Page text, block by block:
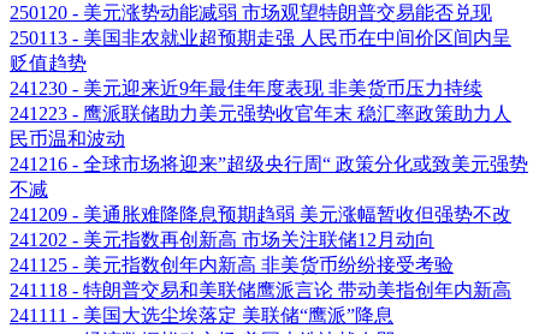
250120 - 美元涨势动能减弱 市场观望特朗普交易能否兑现
250113 - 美国非农就业超预期走强 人民币在中间价区间内呈
贬值趋势
241230 - 美元迎来近9年最佳年度表现 非美货币压力持续
241223 - 鹰派联储助力美元强势收官年末 稳汇率政策助力人
民币温和波动
241216 - 全球市场将迎来”超级央行周“ 政策分化或致美元强势
不减
241209 - 美通胀难降降息预期趋弱 美元涨幅暂收但强势不改
241202 - 美元指数再创新高 市场关注联储12月动向
241125 - 美元指数创年内新高 非美货币纷纷接受考验
241118 - 特朗普交易和美联储鹰派言论 带动美指创年内新高
241111 - 美国大选尘埃落定 美联储“鹰派”降息